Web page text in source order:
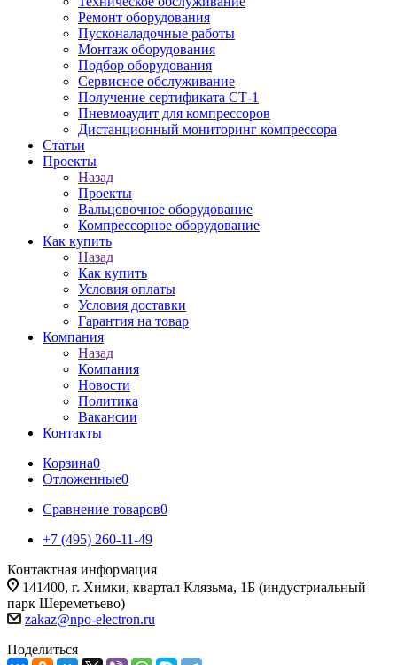
Ремонт оборудования
Пусконаладочные работы
Монтаж оборудования
Подбор оборудования
Сервисное обслуживание
Получение сертификата СТ-1
Пневмоаудит для компрессоров
Дистанционный мониторинг компрессора
Статьи
Проекты
Назад
Проекты
Вальцовочное оборудование
Компрессорное оборудование
Как купить
Назад
Как купить
Условия оплаты
Условия доставки
Гарантия на товар
Компания
Назад
Компания
Новости
Политика
Вакансии
Контакты
Корзина0
Отложенные0
Сравнение товаров0
+7 (495) 260-11-49
Контактная информация
141400, г. Химки, квартал Клязьма, 1Б (индустриальный
парк Шереметьево)
zakaz@npo-electron.ru
Поделиться